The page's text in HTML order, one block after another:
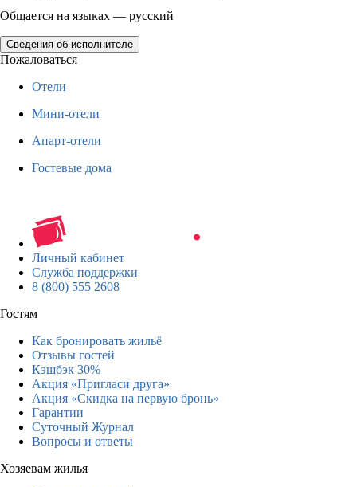
Общается на языках — русский
Сведения об исполнителе
Пожаловаться
Отели
Мини-отели
Апарт-отели
Гостевые дома
Личный кабинет
Служба поддержки
8 (800) 555 2608
Гостям
Как бронировать жильё
Отзывы гостей
Кэшбэк 30%
Акция «Пригласи друга»
Акция «Скидка на первую бронь»
Гарантии
Суточный Журнал
Вопросы и ответы
Хозяевам жилья